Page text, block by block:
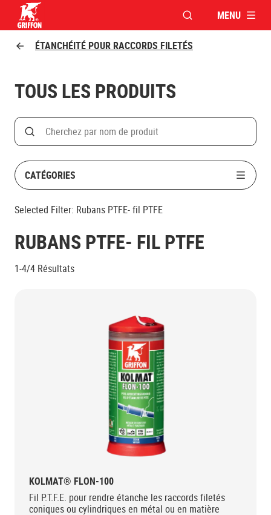
Griffon logo
OUVRIR LAMENU
ÉTANCHÉITÉ POUR RACCORDS FILETÉS
TOUS LES PRODUITS
Search
Rechercher par nom de produit
CATÉGORIES
Selected Filter: Rubans PTFE- fil PTFE
RUBANS PTFE- FIL PTFE
1-4/4 Résultats
KOLMAT® FLON-100
Fil P.T.F.E. pour rendre étanche les raccords filetés
coniques ou cylindriques en métal ou en matière